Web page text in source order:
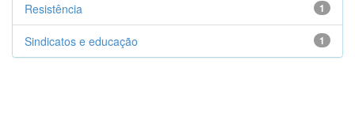
1
Resistência
1
Sindicatos e educação